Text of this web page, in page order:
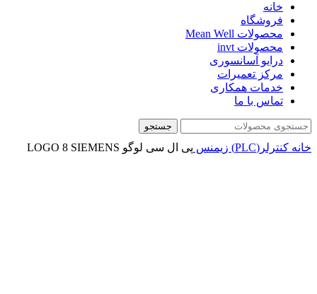
خانه
فروشگاه
محصولات Mean Well
محصولات invt
درایو آسانسوری
مرکز تعمیرات
خدمات همکاری
تماس با ما
جستجو
خانه کنترلر(PLC) زیمنس پی ال سی لوگو LOGO 8 SIEMENS